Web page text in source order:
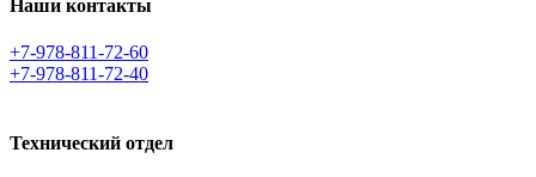
Наши контакты
+7-978-811-72-60
+7-978-811-72-40
Технический отдел